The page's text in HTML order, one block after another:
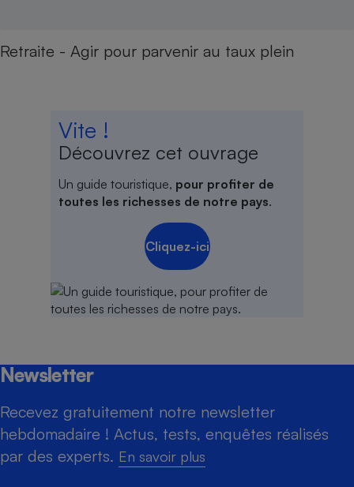
Retraite - Agir pour parvenir au taux plein
Vite !
Découvrez cet ouvrage
Un guide touristique, pour profiter de
toutes les richesses de notre pays.
Cliquez-ici
Newsletter
Recevez gratuitement notre newsletter
hebdomadaire ! Actus, tests, enquêtes réalisés
par des experts. En savoir plus